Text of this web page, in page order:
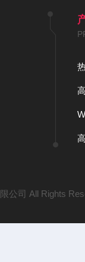
公司 All Rights